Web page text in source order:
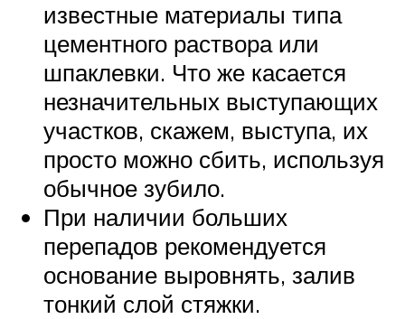
известные материалы типа
цементного раствора или
шпаклевки. Что же касается
незначительных выступающих
участков, скажем, выступа, их
просто можно сбить, используя
обычное зубило.
При наличии больших
перепадов рекомендуется
основание выровнять, залив
тонкий слой стяжки.